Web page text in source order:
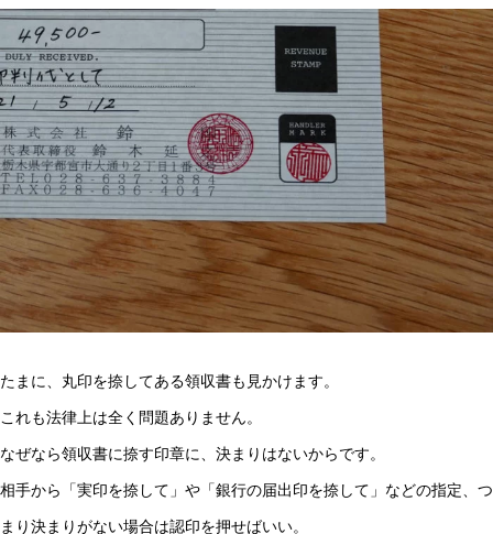
たまに、丸印を捺してある領収書も見かけます。
これも法律上は全く問題ありません。
なぜなら領収書に捺す印章に、決まりはないからです。
相手から「実印を捺して」や「銀行の届出印を捺して」などの指定、つ
まり決まりがない場合は認印を押せばいい。